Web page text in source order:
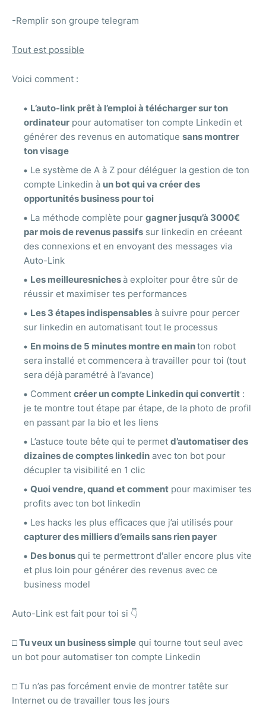
-Remplir son groupe telegram
Tout est possible
Voici comment :
L’auto-link prêt à l’emploi à télécharger sur ton
ordinateur pour automatiser ton compte Linkedin et
générer des revenus en automatique sans montrer
ton visage
Le système de A à Z pour déléguer la gestion de ton
compte Linkedin à un bot qui va créer des
opportunités business pour toi
La méthode complète pour gagner jusqu’à 3000€
par mois de revenus passifs sur linkedin en créeant
des connexions et en envoyant des messages via
Auto-Link
Les meilleuresnichesà exploiter pour être sûr de
réussir et maximiser tes performances
Les 3 étapes indispensables à suivre pour percer
sur linkedin en automatisant tout le processus
En moins de 5 minutes montre en mainton robot
sera installé et commencera à travailler pour toi (tout
sera déjà paramétré à l’avance)
Comment créer un compte Linkedin qui convertit :
je te montre tout étape par étape, de la photo de profil
en passant par la bio et les liens
L’astuce toute bête qui te permet d’automatiser des
dizaines de comptes linkedin avec ton bot pour
décupler ta visibilité en 1 clic
Quoi vendre, quand et comment pour maximiser tes
profits avec ton bot linkedin
Les hacks les plus efficaces que j’ai utilisés pour
capturer des milliers d’emails sans rien payer
Des bonusqui te permettront d'aller encore plus vite
et plus loin pour générer des revenus avec ce
business model
Auto-Link est fait pour toi si 👇
□ Tu veux un business simple qui tourne tout seul avec
un bot pour automatiser ton compte Linkedin
□Tu n’as pas forcément envie de montrer tatête sur
Internet ou de travailler tous les jours